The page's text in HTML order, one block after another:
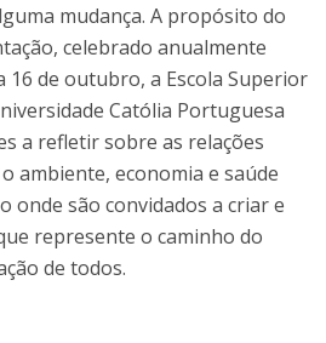
mudança. A propósito do
celebrado anualmente
16 de outubro, a Escola Superior
Católia Portuguesa
a refletir sobre as relações
ambiente, economia e saúde
onde são convidados a criar e
represente o caminho do
de todos.